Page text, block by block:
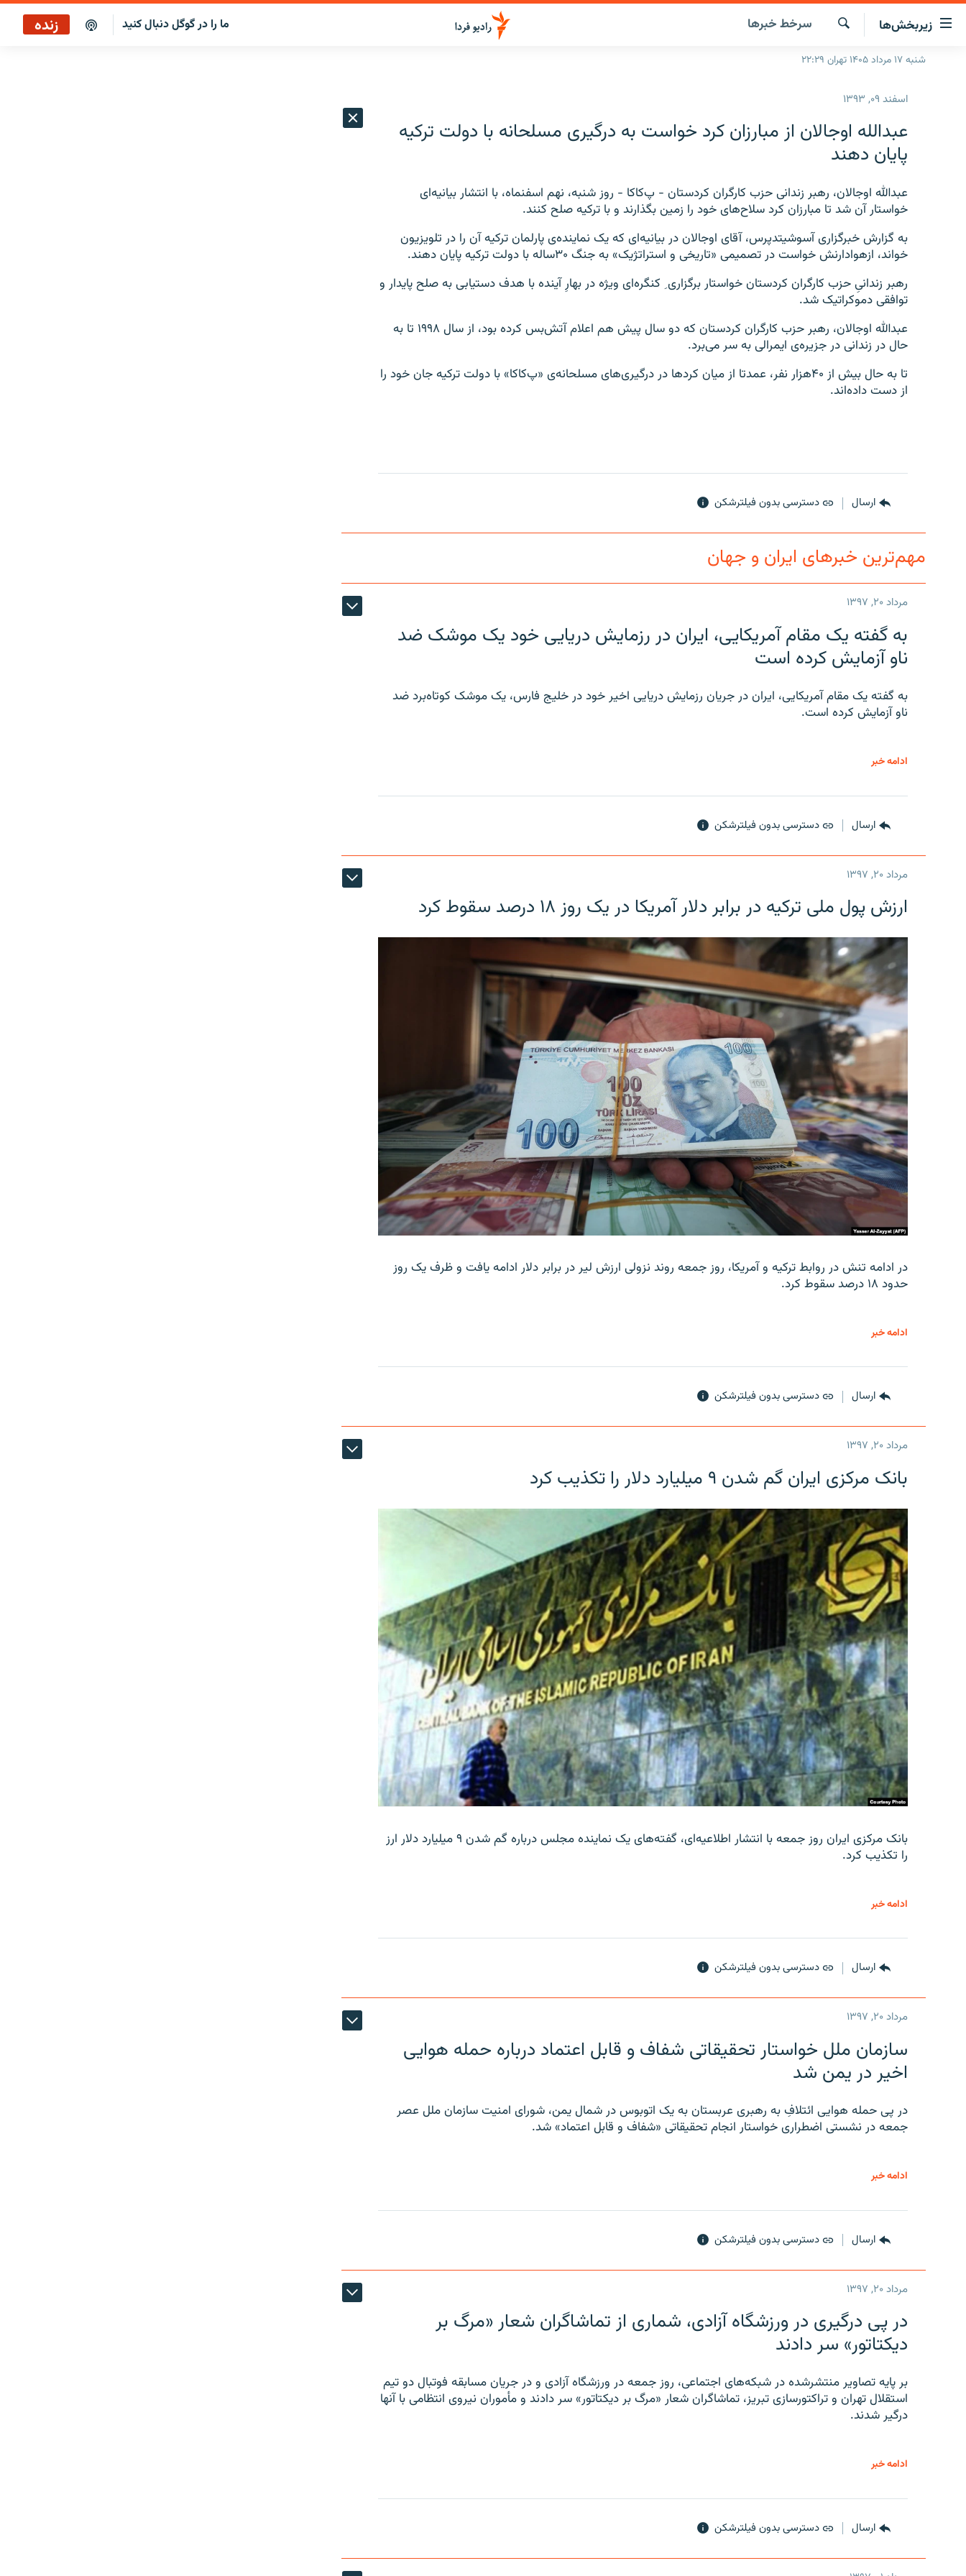
لینک‌های
قابلیت
دسترسی
زیربخش‌ها
صفحه اصلی
انتخاب کنید و بشنوید
برنامه‌های رادیویی
چندرسانه‌ای
گزارش‌های تصویری
گزارش‌های ویدئویی
جستجو
سرخط‌ خبرها ما را در گوگل دنبال کنید زنده
شنبه ۱۷ مرداد ۱۴۰۵ تهران ۲۲:۲۹
اسفند ۰۹, ۱۳۹۳
عبدا‌لله اوجالان از مبارزان کرد خواست به درگیری مسلحانه با دولت ترکیه
پایان دهند
عبدالله اوجالان، رهبر زندانی حزب کارگران کردستان - پ‌کا‌کا - روز شنبه، نهم اسفنماه،با انتشاربیانیه‌ای
خواستار آن شد تا مبارزان کرد سلاح‌های خود را زمین بگذارند و با ترکیه صلح کنند.
به گزارش خبرگزاری آسوشیتدپرس، آقای اوجالان در بیانیه‌ای که یک نماینده‌ی پارلمان ترکیه آن را در تلویزیون
خواند، ازهوادارنش خواست در تصمیمی «تاریخی و استراتژیک» به جنگ ۳۰ساله با دولت ترکیه پایان دهند.
رهبر زندانیِ حزب کارگران کردستان خواستار برگزاری ِ کنگره‌ای ویژه در بهارِ آینده با هدف دستیابی به صلح پایدار و
توافقی دموکراتیک شد.
عبدالله اوجالان، رهبر حزب کارگران کردستان که دو سال پیش هم اعلام آتش‌بس کرده بود، از سال ۱۹۹۸ تا به
حال در زندانی در جزیره‌ی ایمرالی به سر می‌برد.
تا به حال بیش از ۴۰هزار نفر، عمدتا از میان کردها در درگیری‌های مسلحانه‌ی «پ‌کا‌کا» با دولت ترکیه جان خود را
از دست داده‌اند.
ارسال دسترسی بدون فیلترشکن
مهم‌ترین خبرهای ایران و جهان
مرداد ۲۰, ۱۳۹۷
به گفته یک مقام آمریکایی، ایران در رزمایش دریایی خود یک موشک ضد
ناو آزمایش کرده است
به گفته یک مقام آمریکایی، ایران در جریان رزمایش دریایی اخیر خود در خلیج فارس، یک موشک کوتاه‌برد ضد
ناو آزمایش کرده است.
ادامه خبر
ارسال دسترسی بدون فیلترشکن
مرداد ۲۰, ۱۳۹۷
ارزش پول ملی ترکیه در برابر دلار آمریکا در یک روز ۱۸ درصد سقوط کرد
در ادامه تنش در روابط ترکیه و آمریکا، روز جمعه روند نزولی ارزش لیر در برابر دلار ادامه یافت و ظرف یک روز
حدود ۱۸ درصد سقوط کرد.
ادامه خبر
ارسال دسترسی بدون فیلترشکن
مرداد ۲۰, ۱۳۹۷
بانک مرکزی ایران گم شدن ۹ میلیارد دلار را تکذیب کرد
بانک مرکزی ایران روز جمعه با انتشار اطلاعیه‌ای، گفته‌های یک نماینده مجلس درباره گم شدن ۹ میلیارد دلار ارز
را تکذیب کرد.
ادامه خبر
ارسال دسترسی بدون فیلترشکن
مرداد ۲۰, ۱۳۹۷
سازمان ملل خواستار تحقیقاتی شفاف و قابل اعتماد درباره حمله هوایی
اخیر در یمن شد
در پی حمله هوایی ائتلافِ به رهبری عربستان به یک اتوبوس در شمال یمن، شورای امنیت سازمان ملل عصر
جمعه در نشستی اضطراری خواستار انجام تحقیقاتی «شفاف و قابل اعتماد» شد.
ادامه خبر
ارسال دسترسی بدون فیلترشکن
مرداد ۲۰, ۱۳۹۷
در پی درگیری در ورزشگاه آزادی، شماری از تماشاگران شعار «مرگ بر
دیکتاتور» سر دادند
بر پایه تصاویر منتشرشده در شبکه‌های اجتماعی، روز جمعه در ورزشگاه آزادی و در جریان مسابقه فوتبال دو تیم
استقلال تهران و تراکتورسازی تبریز، تماشاگران شعار «مرگ بر دیکتاتور» سر دادند و مأموران نیروی انتظامی با آنها
درگیر شدند.
ادامه خبر
ارسال دسترسی بدون فیلترشکن